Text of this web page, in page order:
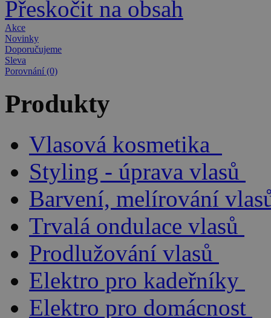
Přeskočit na obsah
Akce
Novinky
Doporučujeme
Sleva
Porovnání (0)
Produkty
Vlasová kosmetika
Styling - úprava vlasů
Barvení, melírování
Trvalá ondulace vlasů
Prodlužování vlasů
Elektro pro kadeřníky
Elektro pro domácnost